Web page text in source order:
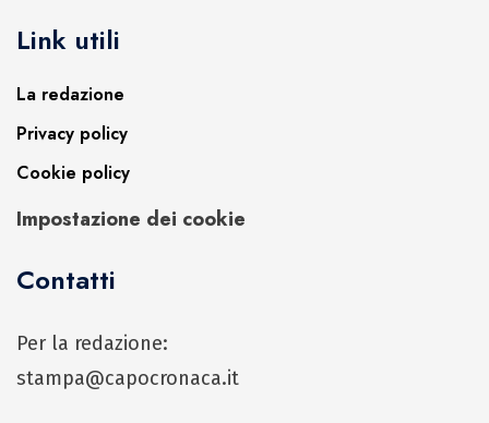
Link utili
La redazione
Privacy policy
Cookie policy
Impostazione dei cookie
Contatti
Per la redazione:
stampa@capocronaca.it